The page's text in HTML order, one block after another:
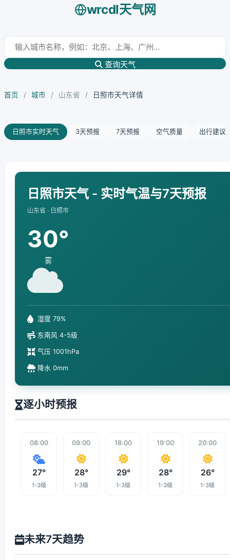
wrcdl天气网
查询天气
首页 / 城市 / 山东省 / 日照市天气详情
日照市实时天气 3天预报 7天预报 空气质量 出行建议
日照市天气 - 实时气温与7天预报
山东省 · 日照市
30°
雾
湿度 79%
东南风 4-5级
气压 1001hPa
降水 0mm
逐小时预报
08:00
27°
1-3级
09:00
28°
1-3级
18:00
29°
1-3级
19:00
28°
1-3级
20:00
26°
1-3级
未来7天趋势